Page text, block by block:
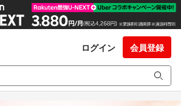
ログイン 会員登録